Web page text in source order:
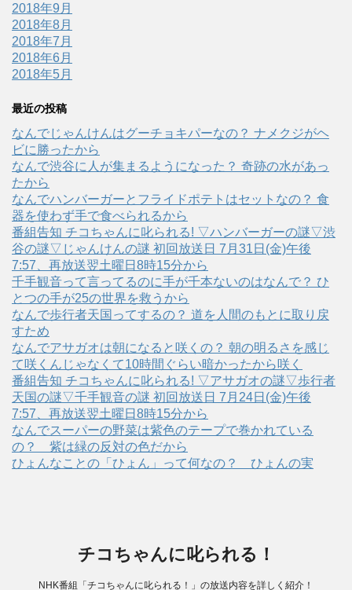
2018年9月
2018年8月
2018年7月
2018年6月
2018年5月
最近の投稿
なんでじゃんけんはグーチョキパーなの？ ナメクジがヘ
ビに勝ったから
なんで渋谷に人が集まるようになった？ 奇跡の水があっ
たから
なんでハンバーガーとフライドポテトはセットなの？ 食
器を使わず手で食べられるから
番組告知 チコちゃんに叱られる! ▽ハンバーガーの謎▽渋
谷の謎▽じゃんけんの謎 初回放送日 7月31日(金)午後
7:57、再放送翌土曜日8時15分から
千手観音って言ってるのに手が千本ないのはなんで？ ひ
とつの手が25の世界を救うから
なんで歩行者天国ってするの？ 道を人間のもとに取り戻
すため
なんでアサガオは朝になると咲くの？ 朝の明るさを感じ
て咲くんじゃなくて10時間ぐらい暗かったから咲く
番組告知 チコちゃんに叱られる! ▽アサガオの謎▽歩行者
天国の謎▽千手観音の謎 初回放送日 7月24日(金)午後
7:57、再放送翌土曜日8時15分から
なんでスーパーの野菜は紫色のテープで巻かれている
の？ 紫は緑の反対の色だから
ひょんなことの「ひょん」って何なの？ ひょんの実
チコちゃんに叱られる！
NHK番組「チコちゃんに叱られる！」の放送内容を詳しく紹介！